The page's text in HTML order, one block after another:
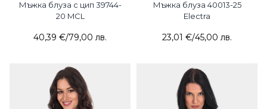
Мъжка блуза с цип 39744-
20 MCL
40,39 €/79,00 лв.
Мъжка блуза 40013-25
Electra
23,01 €/45,00 лв.